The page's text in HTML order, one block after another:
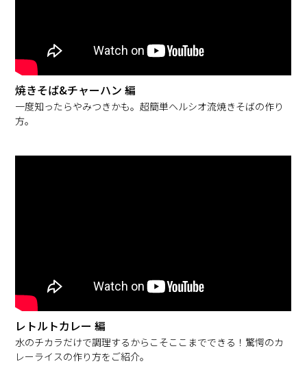
焼きそば&チャーハン 編
一度知ったらやみつきかも。超簡単ヘルシオ流焼きそばの作り
方。
レトルトカレー 編
水のチカラだけで調理するからこそここまでできる！驚愕のカ
レーライスの作り方をご紹介。